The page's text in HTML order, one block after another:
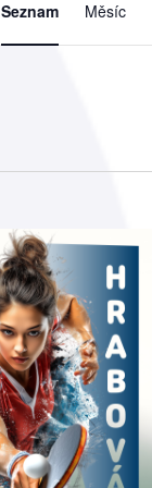
pro
Seznam Měsíc